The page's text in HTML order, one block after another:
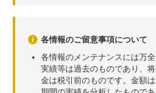
各情報のご留意事項について
各情報のメンテナンスには万
実績等は過去のものであり、
金は税引前のものです。金額